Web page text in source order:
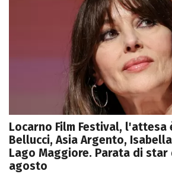
Locarno Film Festival, l'attesa
Bellucci, Asia Argento,
Lago Maggiore. Parata di star
agosto